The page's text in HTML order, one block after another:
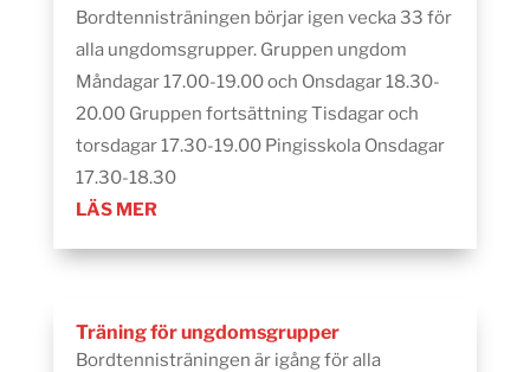
Bordtennisträningen börjar igen vecka 33 för
alla ungdomsgrupper. Gruppen ungdom
Måndagar 17.00-19.00 och Onsdagar 18.30-
20.00 Gruppen fortsättning Tisdagar och
torsdagar 17.30-19.00 Pingisskola Onsdagar
17.30-18.30
LÄS MER
Träning för ungdomsgrupper
Bordtennisträningen är igång för alla